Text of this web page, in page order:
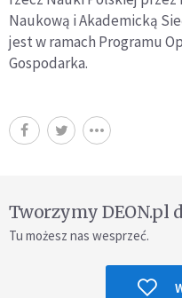
Naukową i Akademicką
jest w ramach Programu
Gospodarka.
Tworzymy DEON.pl
Tu możesz nas wesprzeć.